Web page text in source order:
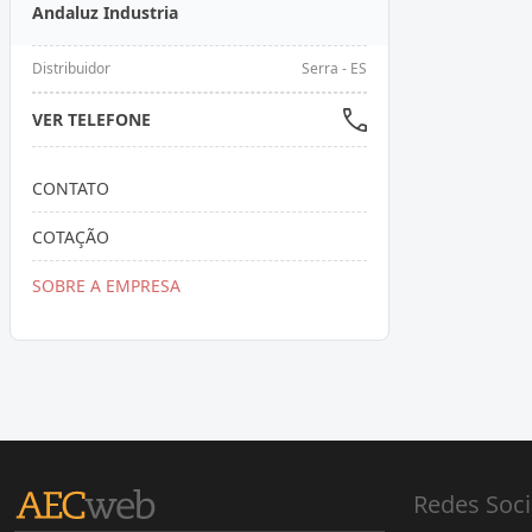
Andaluz Industria
Distribuidor Serra - ES
VER TELEFONE
CONTATO
COTAÇÃO
SOBRE A EMPRESA
Redes